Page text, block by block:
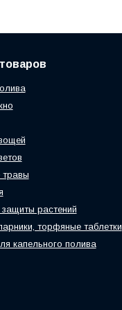
растений
торфяные таблетки
капельного полива